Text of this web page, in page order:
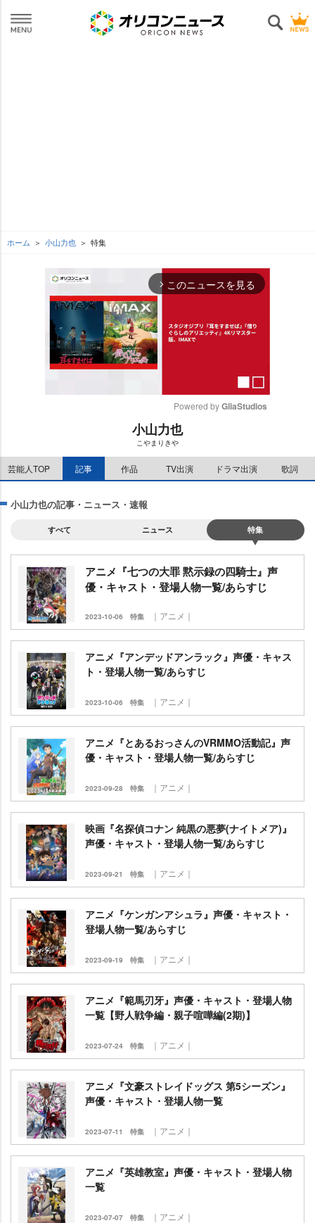
ホーム 小山力也 特集
arrow_forward_ios このニュースを見る
e
Powered by GliaStudios
小山力也
こやまりき
芸能人TOP 記事 作品 TV出演 ドラマ出演 歌詞
小山力也の記事・ニュース・速報
すべて ニュース 特集
アニメ『七つの大罪 黙示録の四騎士』声
優・キャスト・登場人物一覧/あらすじ
2023-10-06 特集 ｜アニメ｜
アニメ『アンデッドアンラック』声優・キャス
ト・登場人物一覧/あらすじ
2023-10-06 特集 ｜アニメ｜
アニメ『とあるおっさんのVRMMO活動記』声
優・キャスト・登場人物一覧/あらすじ
2023-09-28 特集 ｜アニメ｜
映画『名探偵コナン 純黒の悪夢(ナイトメア)』
声優・キャスト・登場人物一覧/あらすじ
2023-09-21 特集 ｜アニメ｜
アニメ『ケンガンアシュラ』声優・キャスト・
登場人物一覧/あらすじ
2023-09-19 特集 ｜アニメ｜
アニメ『範馬刃牙』声優・キャスト・登場人物
一覧【野人戦争編・親子喧嘩編(2期)】
2023-07-24 特集 ｜アニメ｜
アニメ『文豪ストレイドッグス 第5シーズン』
声優・キャスト・登場人物一覧
2023-07-11 特集 ｜アニメ｜
アニメ『英雄教室』声優・キャスト・登場人物
一覧
2023-07-07 特集 ｜アニメ｜